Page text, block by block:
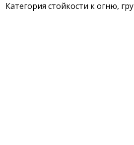
Категория стойкости к огню,